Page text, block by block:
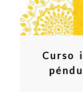
Curso